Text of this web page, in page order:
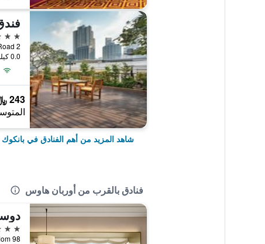
5 نجوم
2 Soi 5 Sukhumvit Road, بانكوك, تايلاند
0.0 كيلومتر عن وسط المدينة
243 ﷼
شاهد المزيد من أهم الفنادق في بانكوك
فنادق بالقرب من أوربان هاوس
5 نجوم
98 Rama IV Road, Silom, بانكوك, تايلاند